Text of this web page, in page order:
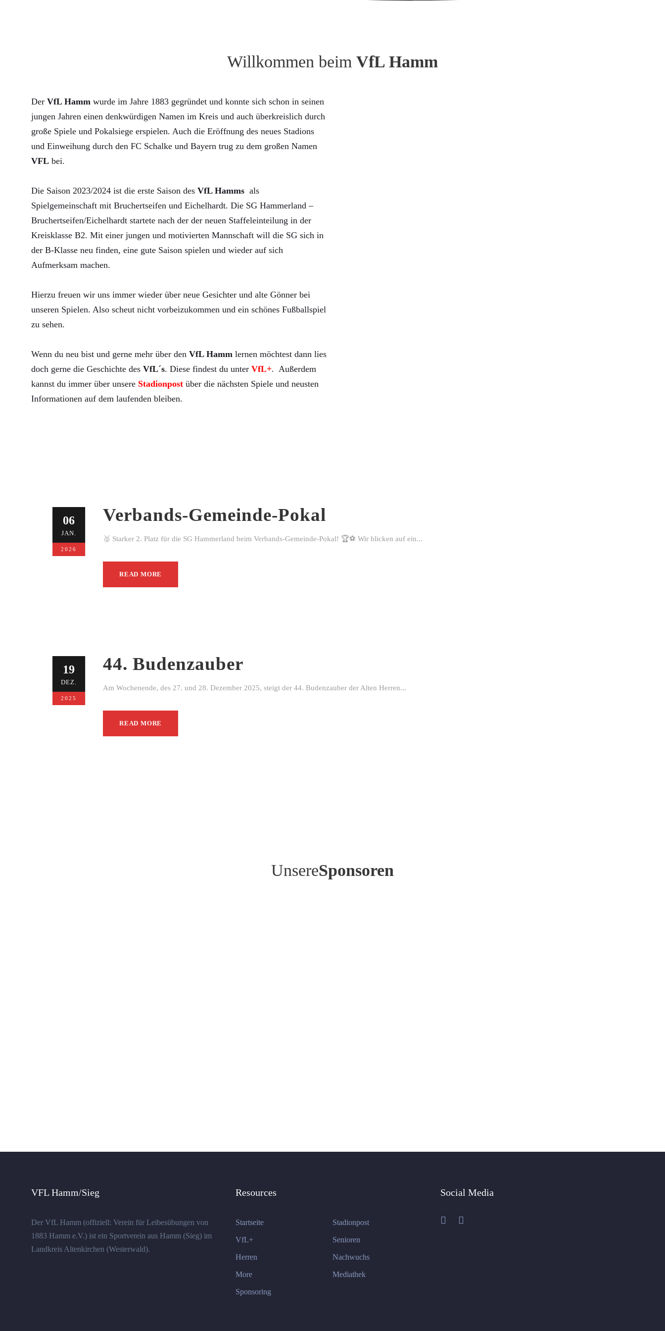
Willkommen beim VfL Hamm
Der VfL Hamm wurde im Jahre 1883 gegründet und konnte sich schon in seinen
jungen Jahren einen denkwürdigen Namen im Kreis und auch überkreislich durch
große Spiele und Pokalsiege erspielen. Auch die Eröffnung des neues Stadions
und Einweihung durch den FC Schalke und Bayern trug zu dem großen Namen
VFL bei.
Die Saison 2023/2024 ist die erste Saison des VfL Hamms als
Spielgemeinschaft mit Bruchertseifen und Eichelhardt. Die SG Hammerland –
Bruchertseifen/Eichelhardt startete nach der der neuen Staffeleinteilung in der
Kreisklasse B2. Mit einer jungen und motivierten Mannschaft will die SG sich in
der B-Klasse neu finden, eine gute Saison spielen und wieder auf sich
Aufmerksam machen.
Hierzu freuen wir uns immer wieder über neue Gesichter und alte Gönner bei
unseren Spielen. Also scheut nicht vorbeizukommen und ein schönes Fußballspiel
zu sehen.
Wenn du neu bist und gerne mehr über den VfL Hamm lernen möchtest dann lies
doch gerne die Geschichte des VfL´s. Diese findest du unter VfL+. Außerdem
kannst du immer über unsere Stadionpost über die nächsten Spiele und neusten
Informationen auf dem laufenden bleiben.
06
JAN.
2026
Verbands-Gemeinde-Pokal
🥈 Starker 2. Platz für die SG Hammerland beim Verbands-Gemeinde-Pokal! 🏆⚽ Wir blicken auf ein...
READ MORE
19
DEZ.
2025
44. Budenzauber
Am Wochenende, des 27. und 28. Dezember 2025, steigt der 44. Budenzauber der Alten Herren...
READ MORE
UnsereSponsoren
VFL Hamm/Sieg
Der VfL Hamm (offiziell: Verein für Leibesübungen von
1883 Hamm e.V.) ist ein Sportverein aus Hamm (Sieg) im
Landkreis Altenkirchen (Westerwald).
Resources
Startseite Stadionpost
VfL+ Senioren
Herren Nachwuchs
More Mediathek
Sponsoring
Social Media